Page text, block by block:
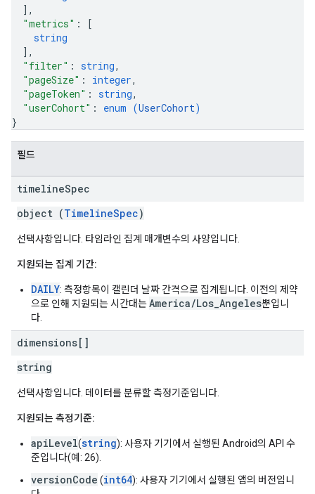
] ,
"metrics" :
[
string
] ,
"filter" : string,
"pageSize" : integer,
"pageToken" : string,
"userCohort" : enum (UserCohort)
}
필드
timelineSpec
object (TimelineSpec)
선택사항입니다. 타임라인 집계 매개변수의 사양입니다.
지원되는 집계 기간:
DAILY: 측정항목이 캘린더 날짜 간격으로 집계됩니다. 이전의 제약
으로 인해 지원되는 시간대는America/Los_Angeles뿐입니
다.
dimensions[]
string
선택사항입니다. 데이터를 분류할 측정기준입니다.
지원되는 측정기준:
apiLevel(string): 사용자 기기에서 실행된 Android의 API 수
준입니다(예: 26).
versionCode (int64): 사용자 기기에서 실행된 앱의 버전입니